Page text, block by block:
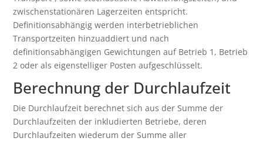
zwischenstationären Lagerzeiten entspricht.
Definitionsabhängig werden interbetrieblichen
Transportzeiten hinzuaddiert und nach
definitionsabhängigen Gewichtungen auf Betrieb 1, Betrieb
2 oder als eigenstelliger Posten aufgeschlüsselt.
Berechnung der Durchlaufzeit
Die Durchlaufzeit berechnet sich aus der Summe der
Durchlaufzeiten der inkludierten Betriebe, deren
Durchlaufzeiten wiederum der Summe aller